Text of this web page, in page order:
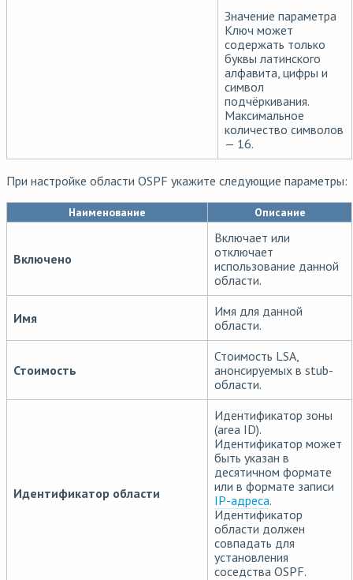
Значение параметра
Ключ может
содержать только
буквы латинского
алфавита, цифры и
символ
подчёркивания.
Максимальное
количество символов
— 16.
При настройке области OSPF укажите следующие параметры:
Наименование Описание
Включено
Включает или
отключает
использование данной
области.
Имя
Имя для данной
области.
Стоимость
Стоимость LSA,
анонсируемых в stub-
области.
Идентификатор области
Идентификатор зоны
(area ID).
Идентификатор может
быть указан в
десятичном формате
или в формате записи
IP-адреса.
Идентификатор
области должен
совпадать для
установления
соседства OSPF.